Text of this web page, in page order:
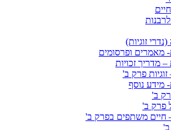
זוגיות)
מאמרים ופרסומים
– מדריך זכויות
זוגיות פרק ב'
מידע נוסף
ב'
פרק ב'
חיים משתפים בפרק ב'
ב'